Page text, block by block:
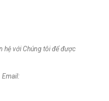
hệ với Chúng tôi để được